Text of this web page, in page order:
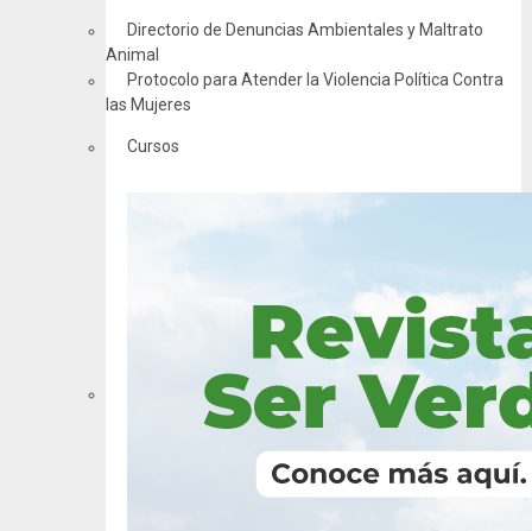
Directorio de Denuncias Ambientales y Maltrato
Animal
Protocolo para Atender la Violencia Política Contra
las Mujeres
Cursos